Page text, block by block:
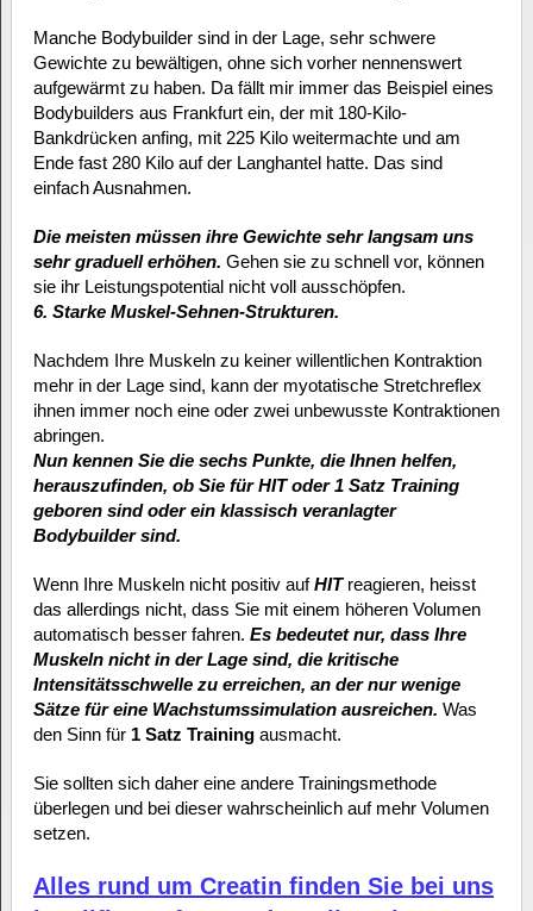
Manche Bodybuilder sind in der Lage, sehr schwere
Gewichte zu bewältigen, ohne sich vorher nennenswert
aufgewärmt zu haben. Da fällt mir immer das Beispiel eines
Bodybuilders aus Frankfurt ein, der mit 180-Kilo-
Bankdrücken anfing, mit 225 Kilo weitermachte und am
Ende fast 280 Kilo auf der Langhantel hatte. Das sind
einfach Ausnahmen.
Die meisten müssen ihre Gewichte sehr langsam uns
sehr graduell erhöhen. Gehen sie zu schnell vor, können
sie ihr Leistungspotential nicht voll ausschöpfen.
6. Starke Muskel-Sehnen-Strukturen.
Nachdem Ihre Muskeln zu keiner willentlichen Kontraktion
mehr in der Lage sind, kann der myotatische Stretchreflex
ihnen immer noch eine oder zwei unbewusste Kontraktionen
abringen.
Nun kennen Sie die sechs Punkte, die Ihnen helfen,
herauszufinden, ob Sie für HIT oder 1 Satz Training
geboren sind oder ein klassisch veranlagter
Bodybuilder sind.
Wenn Ihre Muskeln nicht positiv aufHITreagieren, heisst
das allerdings nicht, dass Sie mit einem höheren Volumen
automatisch besser fahren. Es bedeutet nur, dass Ihre
Muskeln nicht in der Lage sind, die kritische
Intensitätsschwelle zu erreichen, an der nur wenige
Sätze für eine Wachstumssimulation ausreichen. Was
den Sinn für 1 Satz Trainingausmacht.
Sie sollten sich daher eine andere Trainingsmethode
überlegen und bei dieser wahrscheinlich auf mehr Volumen
setzen.
Alles rund um Creatin finden Sie bei uns